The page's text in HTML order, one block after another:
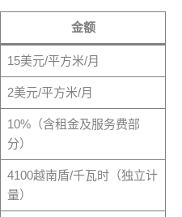
金额
15美元/平方米/月
2美元/平方米/月
10%（含租金及服务费部
分）
4100越南盾/千瓦时（独立计
量）